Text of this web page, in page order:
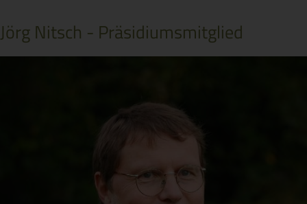
Jörg Nitsch - Präsidiumsmitglied